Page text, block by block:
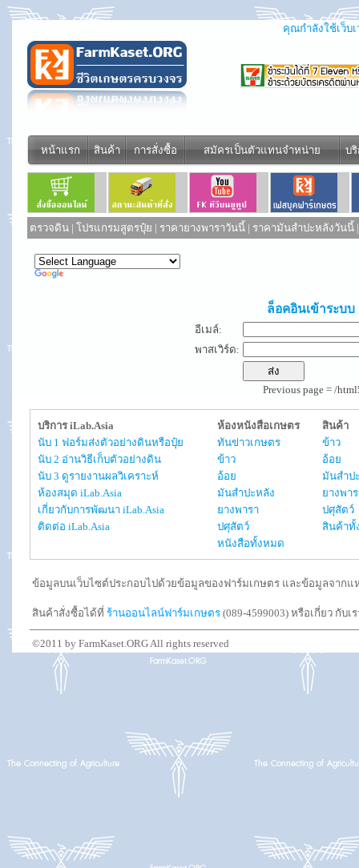
คุณกำลังใช้เว็บ
หน้าแรก สินค้า การสั่งซื้อ สมัครเป็นตัวแทนจำหน่าย บ
ตรวจดิน | โปรแกรมสูตรปุ๋ย | ราคายางพาราวันนี้ | ราคามันสำปะหลังวันนี้
ล็อคอินเข้าระบบ
อีเมล์:
พาสเวิร์ด:
Previous page = /
บริการ iLab.Asia
นับ 1 ฟอร์มส่งตัวอย่างดินหรือปุ๋ย
นับ 2 อ่านวิธีเก็บตัวอย่างดิน
นับ 3 ดูรายงานผลวิเคราะห์
ห้องสมุด iLab.Asia
เกี่ยวกับการพัฒนา iLab.Asia
ติดต่อ iLab.Asia
ห้องหนังสือเกษตร
ทันข่าวเกษตร
ข้าว
อ้อย
มันสำปะหลัง
ยางพารา
ปศุสัตว์
หนังสือทั้งหมด
สินค้า
ข้าว
อ้อย
มันสำป
ยางพา
ปศุสัตว์
สินค้าทั้
ข้อมูลบนเว็บไซต์ประกอบไปด้วยข้อมูลของฟาร์มเกษตร และข้อมูลจาก
สินค้าสั่งซื้อได้ที่ ร้านออนไลน์ฟาร์มเกษตร (089-4599003) หรือเกี่ยว กับเ
©2011 by FarmKaset.ORG All rights reserved